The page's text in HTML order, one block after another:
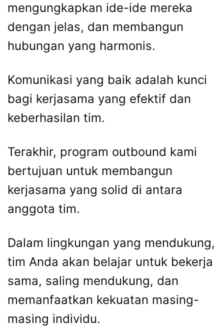
mengungkapkan ide-ide mereka
dengan jelas, dan membangun
hubungan yang harmonis.
Komunikasi yang baik adalah kunci
bagi kerjasama yang efektif dan
keberhasilan tim.
Terakhir, program outbound kami
bertujuan untuk membangun
kerjasama yang solid di antara
anggota tim.
Dalam lingkungan yang mendukung,
tim Anda akan belajar untuk bekerja
sama, saling mendukung, dan
memanfaatkan kekuatan masing-
masing individu.